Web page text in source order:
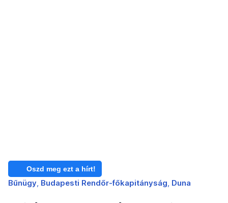
Oszd meg ezt a hírt!
Bűnügy Budapesti Rendőr-főkapitányság Duna